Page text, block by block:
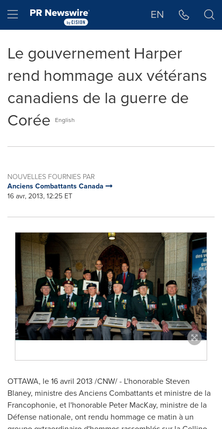
Hamburger menu EN
Le gouvernement Harper
rend hommage aux vétérans
canadiens de la guerre de
Corée
English
NOUVELLES FOURNIES PAR
Anciens Combattants Canada
16 avr, 2013, 12:25 ET
OTTAWA, le 16 avril 2013 /CNW/ - L'honorableSteven
Blaney, ministre des Anciens Combattants et ministre de la
Francophonie, et l'honorable Peter MacKay, ministre de la
Défense nationale, ont rendu hommage ce matin à un